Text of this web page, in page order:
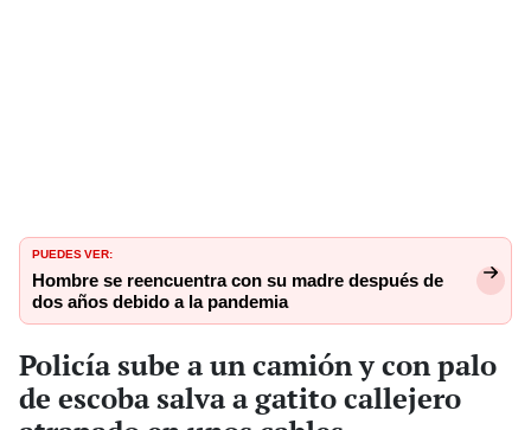
PUEDES VER:
Hombre se reencuentra con su madre después de
dos años debido a la pandemia
Policía sube a un camión y con palo
de escoba salva a gatito callejero